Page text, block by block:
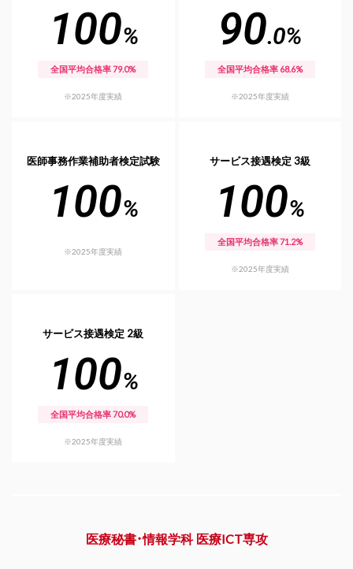
100%
全国平均合格率 79.0%
※2025年度実績
90.0%
全国平均合格率 68.6%
※2025年度実績
医師事務作業補助者検定試験
100%
※2025年度実績
サービス接遇検定 3級
100%
全国平均合格率 71.2%
※2025年度実績
サービス接遇検定 2級
100%
全国平均合格率 70.0%
※2025年度実績
医療秘書・情報学科 医療ICT専攻